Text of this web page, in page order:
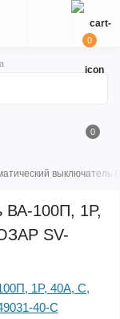
0
0
ВА-100П, 1P,
SV-